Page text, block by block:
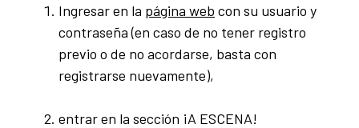
Ingresar en la página web con su usuario y
contraseña (en caso de no tener registro
previo o de no acordarse, basta con
registrarse nuevamente),
entrar en la sección ¡A ESCENA!